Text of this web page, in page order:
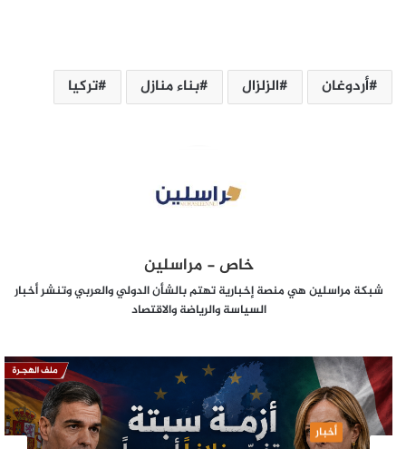
أردوغان الزلزال بناء منازل تركيا
خاص - مراسلين
شبكة مراسلين هي منصة إخبارية تهتم بالشأن الدولي والعربي وتنشر أخبار
السياسة والرياضة والاقتصاد
أخبار